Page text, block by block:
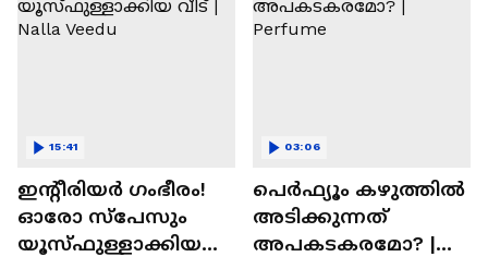
ഇന്റീരിയർ ഗംഭീരം!
ഓരോ സ്‌പേസും
യൂസ്ഫുള്ളാക്കിയ
15:41
പെർഫ്യൂം കഴുത്തിൽ
അടിക്കുന്നത്
അപകടകരമോ? |
03:06